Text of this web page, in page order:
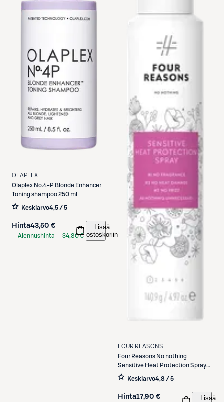
OLAPLEX
Olaplex No.4-P Blonde Enhancer
Toning shampoo 250 ml
Keskiarvo4,5 / 5
Hinta43,50 €
Alennushinta
34,80 €
Lisää
ostoskoriin
FOUR REASONS
Four Reasons No nothing
Sensitive Heat Protection Spray
lämpösuojasuihke 200 ml
Keskiarvo4,8 / 5
Hinta17,90 €
Lisää